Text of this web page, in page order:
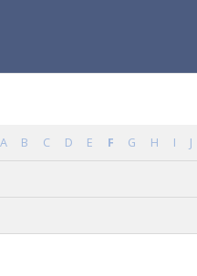
A B C D E F G H I J